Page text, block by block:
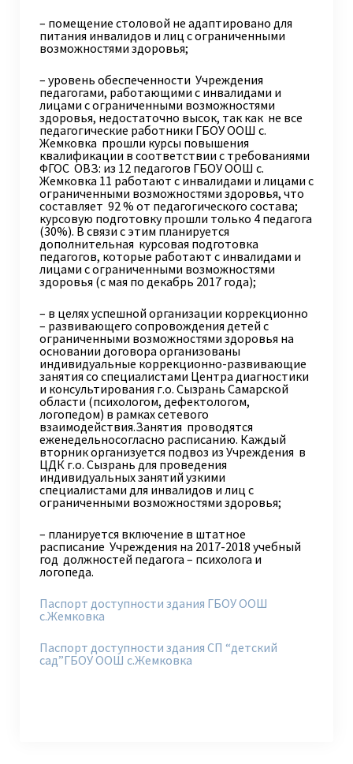
– помещение столовой не адаптировано для
питания инвалидов и лиц с ограниченными
возможностями здоровья;
– уровень обеспеченности Учреждения
педагогами, работающими с инвалидами и
лицами с ограниченными возможностями
здоровья, недостаточно высок, так как не все
педагогические работники ГБОУ ООШ с.
Жемковка прошли курсы повышения
квалификации в соответствии с требованиями
ФГОС ОВЗ: из 12 педагогов ГБОУ ООШ с.
Жемковка 11 работают с инвалидами и лицами с
ограниченными возможностями здоровья, что
составляет 92 % от педагогического состава;
курсовую подготовку прошли только 4 педагога
(30%). В связи с этим планируется
дополнительная курсовая подготовка
педагогов, которые работают с инвалидами и
лицами с ограниченными возможностями
здоровья (с мая по декабрь 2017 года);
– в целях успешной организации коррекционно
– развивающего сопровождения детей с
ограниченными возможностями здоровья на
основании договора организованы
индивидуальные коррекционно-развивающие
занятия со специалистами Центра диагностики
и консультирования г.о. Сызрань Самарской
области (психологом, дефектологом,
логопедом) в рамках сетевого
взаимодействия.Занятия проводятся
еженедельносогласно расписанию. Каждый
вторник организуется подвоз из Учреждения в
ЦДК г.о. Сызрань для проведения
индивидуальных занятий узкими
специалистами для инвалидов и лиц с
ограниченными возможностями здоровья;
– планируется включение в штатное
расписание Учреждения на 2017-2018 учебный
год должностей педагога – психолога и
логопеда.
Паспорт доступности здания ГБОУ ООШ
с.Жемковка
Паспорт доступности здания СП “детский
сад”ГБОУ ООШ с.Жемковка